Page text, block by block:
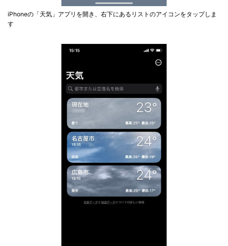
iPhoneの「天気」アプリを開き、右下にあるリストのアイコンをタップしま
す